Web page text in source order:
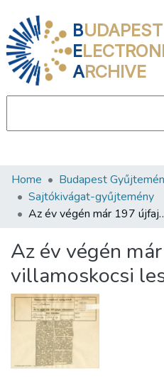
BUDAPEST
E
ARCHIVE
Communities & Collections
All of DSpace
About us
Home Budapest
Sajtókivágat-gyűjtemény
Az év végén már 197
Az év végén
villamoskocsi